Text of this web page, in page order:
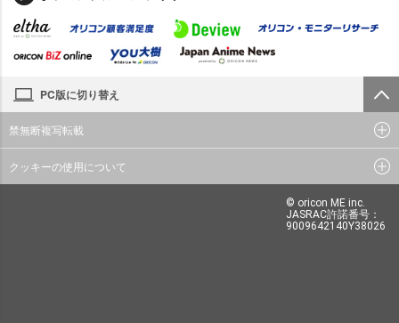
PC版に切り替え
禁無断複写転載
クッキーの使用について
© oricon ME inc.
JASRAC許諾番号：
9009642140Y38026